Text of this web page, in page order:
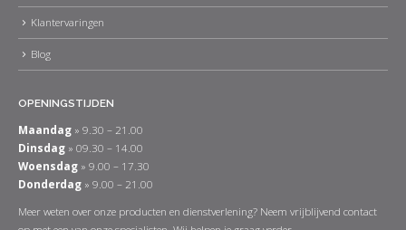
Klantervaringen
Blog
OPENINGSTIJDEN
Maandag » 9.30 – 21.00
Dinsdag » 09.30 – 14.00
Woensdag » 9.00 – 17.30
Donderdag » 9.00 – 21.00
Meer weten over onze producten en dienstverlening? Neem vrijblijvend contact